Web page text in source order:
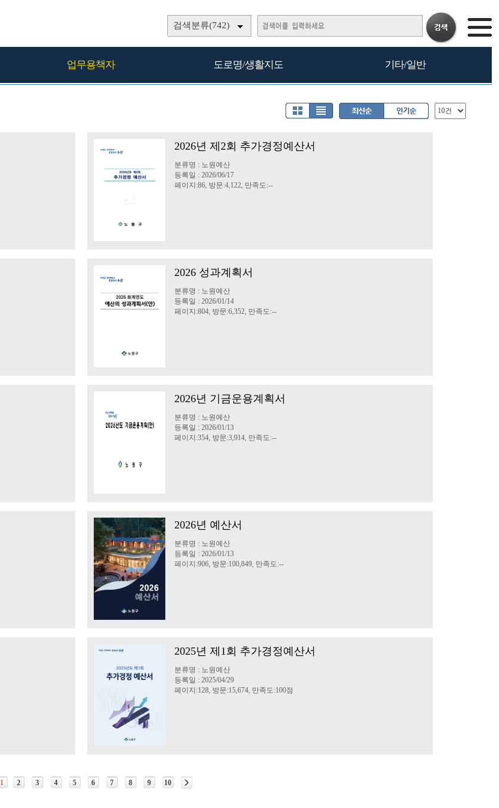
검색분류(742)
업무용책자 도로명/생활지도 기타/일반
2026년 제2회 추가경정예산서
분류명 : 노원예산
등록일 : 2026/06/17
페이지:86, 방문:4,122, 만족도:--
2026 성과계획서
분류명 : 노원예산
등록일 : 2026/01/14
페이지:804, 방문:6,352, 만족도:--
2026년 기금운용계획서
분류명 : 노원예산
등록일 : 2026/01/13
페이지:354, 방문:3,914, 만족도:--
2026년 예산서
분류명 : 노원예산
등록일 : 2026/01/13
페이지:906, 방문:100,849, 만족도:--
2025년 제1회 추가경정예산서
분류명 : 노원예산
등록일 : 2025/04/29
페이지:128, 방문:15,674, 만족도:100점
1 2 3 4 5 6 7 8 9 10